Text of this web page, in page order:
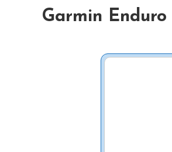
Garmin